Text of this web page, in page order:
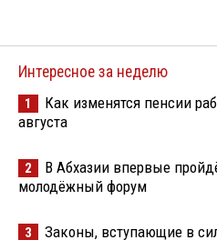
Интересное за неделю
1
Как изменятся пенсии
августа
2
В Абхазии впервые
молодёжный форум
3 Законы, вступающие в